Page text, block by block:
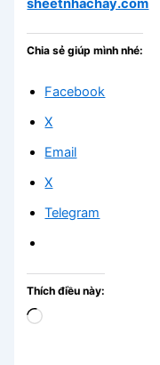
Chia sẻ giúp mình nhé:
Facebook
X
Email
X
Telegram
Thích điều này:
Đang